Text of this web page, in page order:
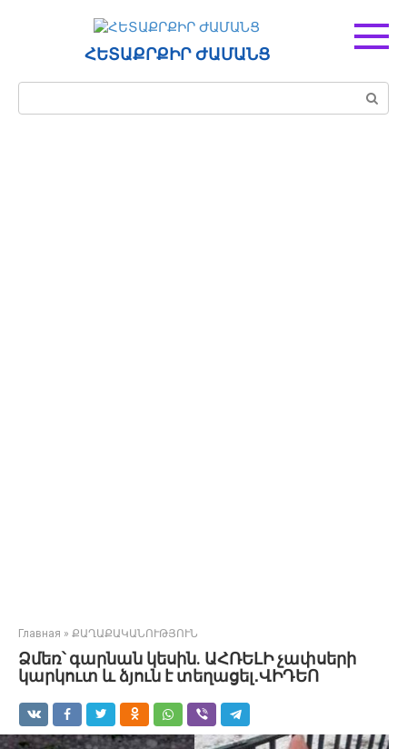
ՀԵՏԱՔՐՔԻՐ ԺԱՄԱՆՑ
Поиск:
Главная » ՔԱՂԱՔԱԿԱՆՈՒԹՅՈՒՆ
Ձմեռ՝ գարնան կեսին. ԱՀՌԵԼԻ չափսերի
կարկուտ և ձյուն է տեղացել․ՎԻԴԵՈ